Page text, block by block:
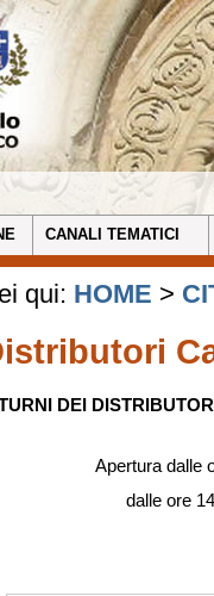
CANALI TEMATICI
qui: HOME >
DEI
Apertura dalle
dalle ore